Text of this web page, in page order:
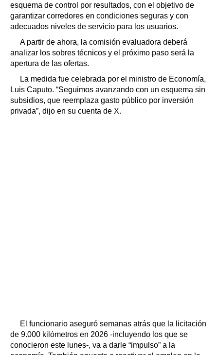
esquema de control por resultados, con el objetivo de
garantizar corredores en condiciones seguras y con
adecuados niveles de servicio para los usuarios.
A partir de ahora, la comisión evaluadora deberá
analizar los sobres técnicos y el próximo paso será la
apertura de las ofertas.
La medida fue celebrada por el ministro de Economía,
Luis Caputo. “Seguimos avanzando con un esquema sin
subsidios, que reemplaza gasto público por inversión
privada”, dijo en su cuenta de X.
El funcionario aseguró semanas atrás que la licitación
de 9.000 kilómetros en 2026 -incluyendo los que se
conocieron este lunes-, va a darle “impulso” a la